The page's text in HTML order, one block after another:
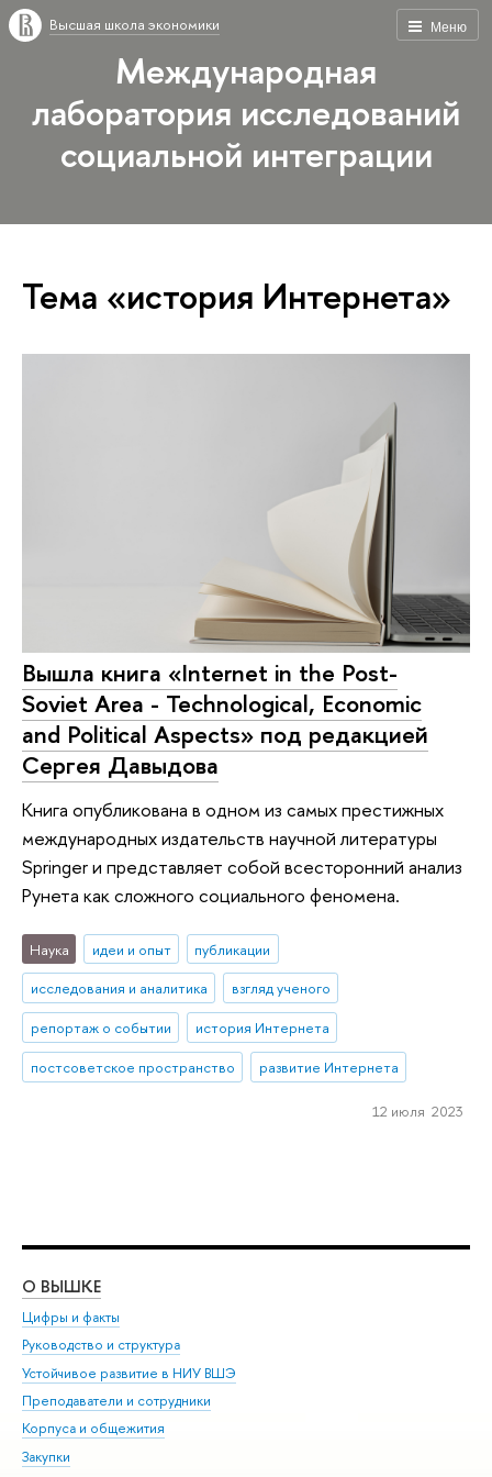
Меню
Высшая школа экономики
Международная
лаборатория исследований
социальной интеграции
Тема «история Интернета»
Вышла книга «Internet in the Post-
Soviet Area - Technological, Economic
and Political Aspects» под редакцией
Сергея Давыдова
Книга опубликована в одном из самых престижных
международных издательств научной литературы
Springer и представляет собой всесторонний анализ
Рунета как сложного социального феномена.
Наука идеи и опыт
публикации
исследования и аналитика
взгляд ученого
репортаж о событии
история Интернета
постсоветское пространство
развитие Интернета
12 июля 2023
О ВЫШКЕ
Цифры и факты
Руководство и структура
Устойчивое развитие в НИУ ВШЭ
Преподаватели и сотрудники
Корпуса и общежития
Закупки